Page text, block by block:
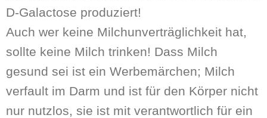
D-Galactose produziert!
Auch wer keine Milchunverträglichkeit hat,
sollte keine Milch trinken! Dass Milch
gesund sei ist ein Werbemärchen; Milch
verfault im Darm und ist für den Körper nicht
nur nutzlos, sie ist mit verantwortlich für ein